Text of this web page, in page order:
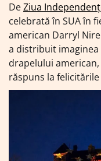
DeZiua
celebrată în SUA în
american Darryl
a distribuit
drapelului american,
răspuns la